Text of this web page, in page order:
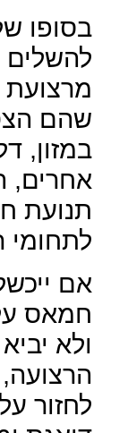
בסופו
שהם
במזון,
אחרים,
תנועת
לתחומי
אם
חמאס
ולא
לחזור